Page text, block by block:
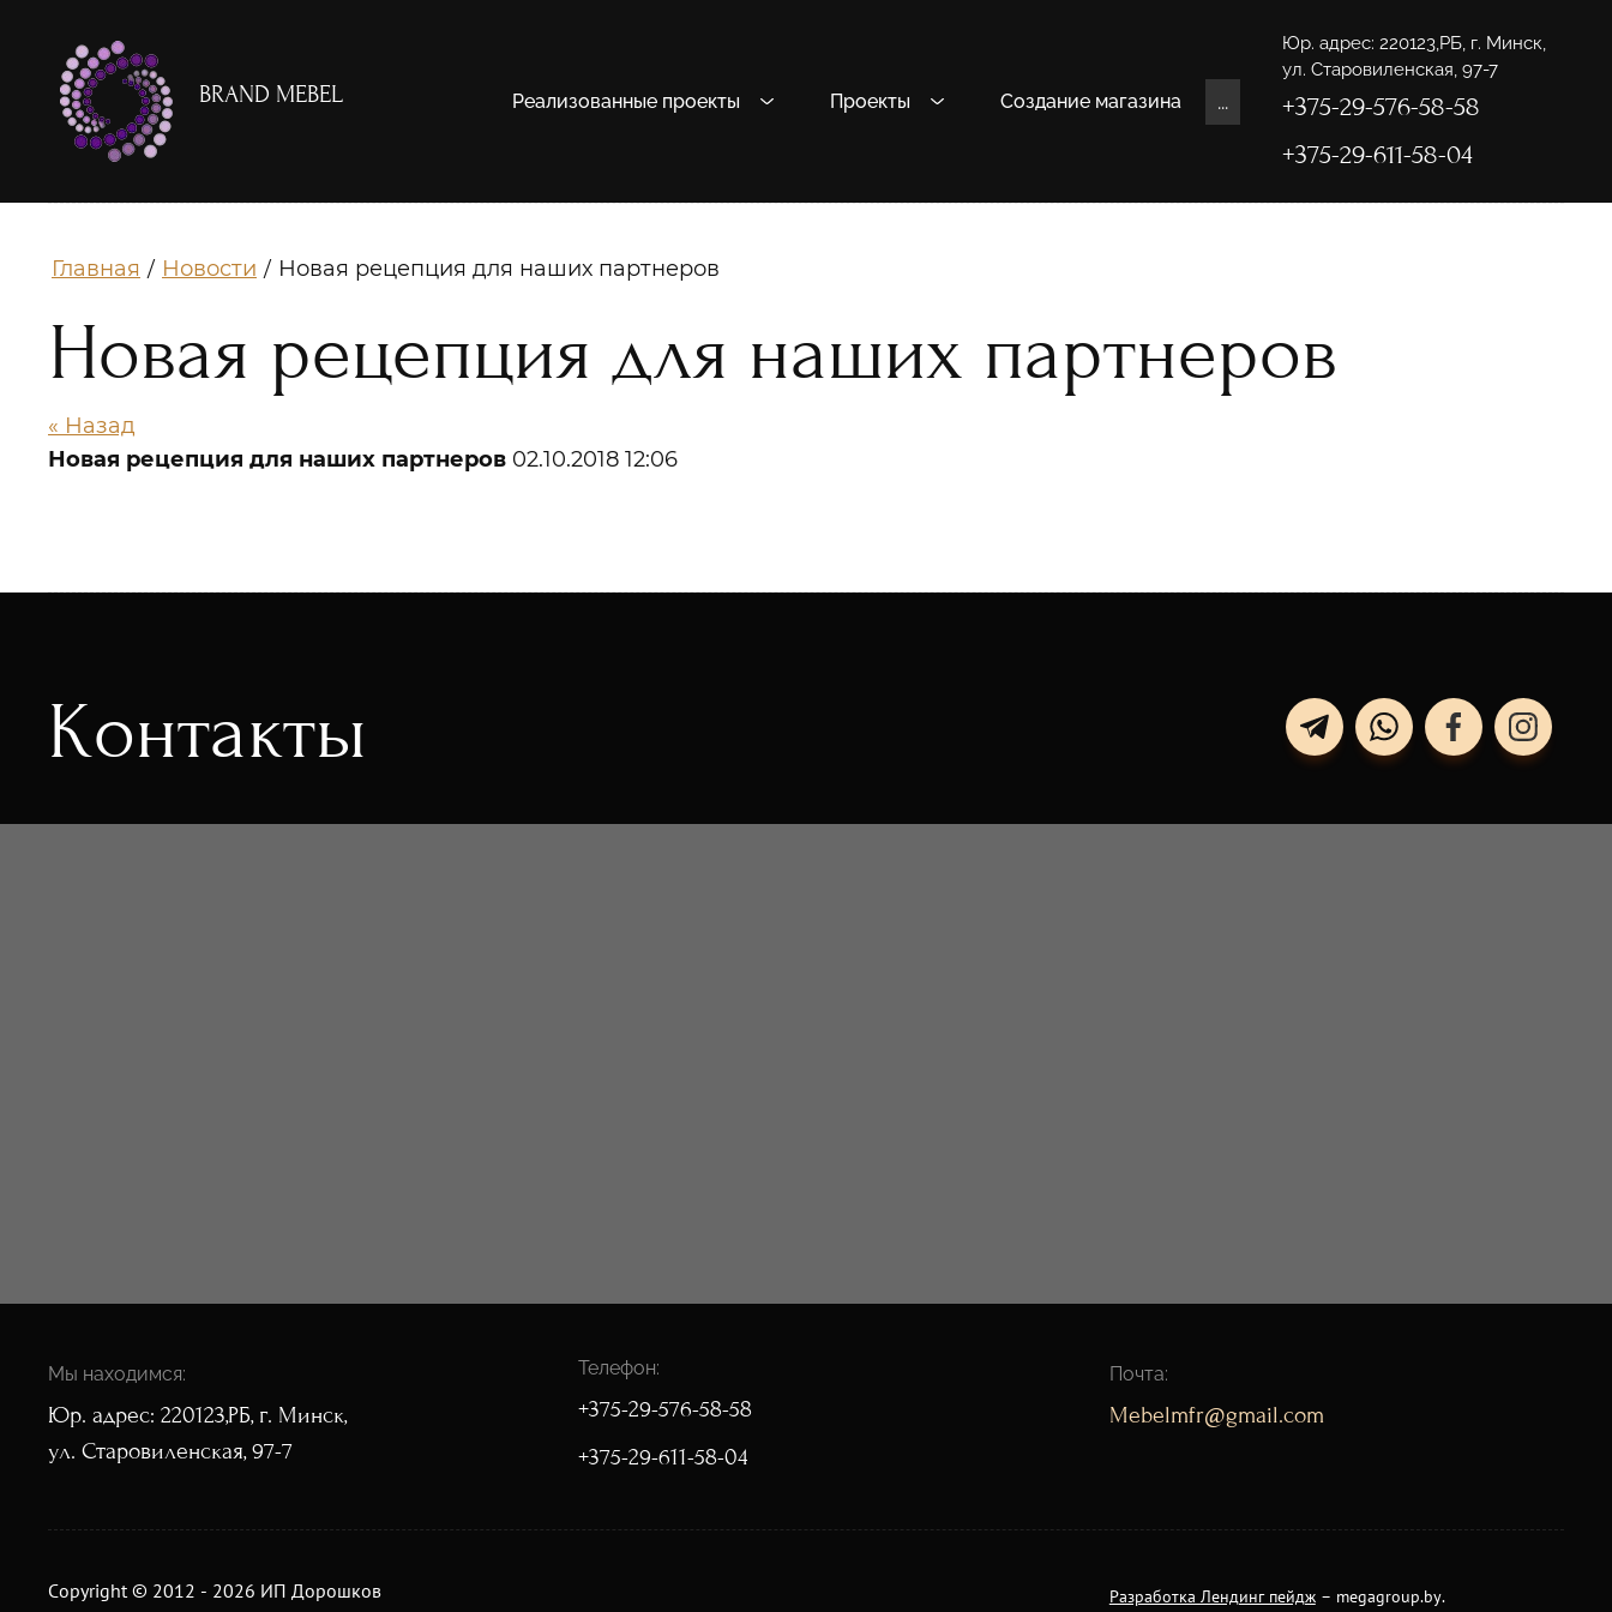
BRAND MEBEL Реализованные проекты Проекты Создание магазина ...
Юр. адрес: 220123,РБ, г. Минск,
ул. Старовиленская, 97-7
+375-29-576-58-58
+375-29-611-58-04
Главная / Новости / Новая рецепция для наших партнеров
Новая рецепция для наших партнеров
« Назад
Новая рецепция для наших партнеров 02.10.2018 12:06
Контакты
Мы находимся:
Юр. адрес: 220123,РБ, г. Минск,
ул. Старовиленская, 97-7
Телефон:
+375-29-576-58-58
+375-29-611-58-04
Почта:
Mebelmfr@gmail.com
Copyright © 2012 - 2026 ИП Дорошков Разработка Лендинг пейдж– megagroup.by.